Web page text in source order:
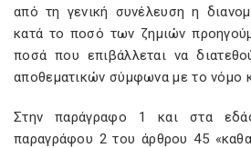
από τη γενική συνέλευση η
κατά το ποσό των ζημιών
ποσά που επιβάλλεται να
αποθεματικών σύμφωνα με το νόμο
Στην παράγραφο 1 και στα
παραγράφου 2 του άρθρου 45